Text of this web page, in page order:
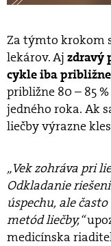
Za týmto krokom
lekárov. Aj zdravý
cykle iba
približne 80 – 85
jedného roka. Ak
liečby výrazne
„Vek zohráva pri
Odkladanie
úspechu, ale
metód liečby,“
medicínska